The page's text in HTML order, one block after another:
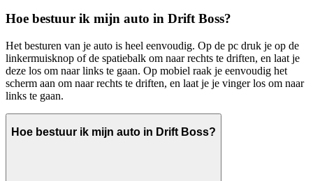
Hoe bestuur ik mijn auto in Drift Boss?
Het besturen van je auto is heel eenvoudig. Op de pc druk je op de
linkermuisknop of de spatiebalk om naar rechts te driften, en laat je
deze los om naar links te gaan. Op mobiel raak je eenvoudig het
scherm aan om naar rechts te driften, en laat je je vinger los om naar
links te gaan.
Hoe bestuur ik mijn auto in Drift Boss?